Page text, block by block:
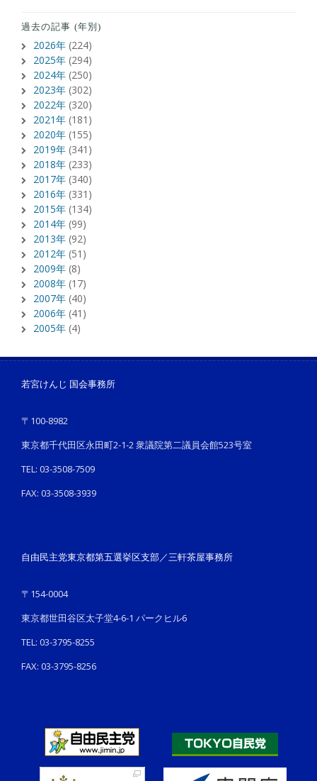
過去の記事 (年別)
2026年 (224)
2025年 (294)
2024年 (250)
2023年 (302)
2022年 (320)
2021年 (181)
2020年 (155)
2019年 (341)
2018年 (233)
2017年 (340)
2016年 (331)
2015年 (134)
2014年 (99)
2013年 (92)
2012年 (51)
2009年 (8)
2008年 (17)
2007年 (40)
2006年 (41)
2005年 (4)
若宮けんじ 国会事務所
〒100-8982
東京都千代田区永田町2-1-2 衆議院第二議員会館523号室
TEL: 03-3508-7509
FAX: 03-3508-3939
自由民主党東京都第五選挙区支部／三軒茶屋事務所
〒154-0004
東京都世田谷区太子堂4-6-1 パークヒル6
TEL: 03-3795-8255
FAX: 03-3795-8256